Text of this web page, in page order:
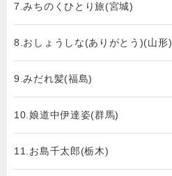
7.みちのくひとり旅(宮城)
8.おしょうしな(ありがとう)(山形)
9.みだれ髪(福島)
10.娘道中伊達姿(群馬)
11.お島千太郎(栃木)